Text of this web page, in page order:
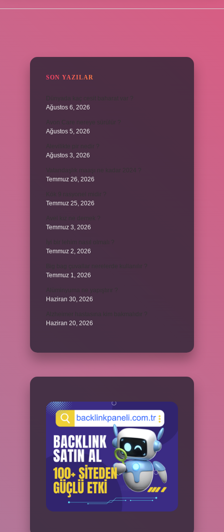
SON YAZILAR
Dünyada kaç cesit baharat var ?
Ağustos 6, 2026
Ağustos 5, 2026
Ağustos 3, 2026
Temmuz 26, 2026
Temmuz 25, 2026
Temmuz 3, 2026
Temmuz 2, 2026
Temmuz 1, 2026
Haziran 30, 2026
Haziran 20, 2026